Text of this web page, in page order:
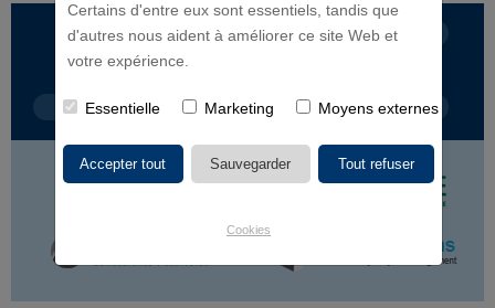
Certains d'entre eux sont essentiels, tandis que
d'autres nous aident à améliorer ce site Web et
votre expérience.
Essentielle Marketing Moyens externes
Cookies
LIGNES D'ACTIVITÉ CONTINENTS
TYPE DE PROJET NOM DU PROJET